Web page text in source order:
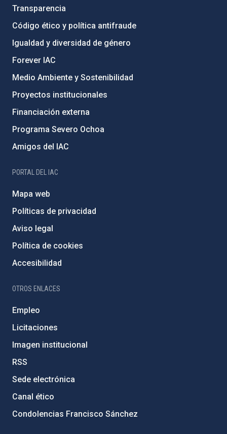
Transparencia
Código ético y política antifraude
Igualdad y diversidad de género
Forever IAC
Medio Ambiente y Sostenibilidad
Proyectos institucionales
Financiación externa
Programa Severo Ochoa
Amigos del IAC
PORTAL DEL IAC
Mapa web
Políticas de privacidad
Aviso legal
Política de cookies
Accesibilidad
OTROS ENLACES
Empleo
Licitaciones
Imagen institucional
RSS
Sede electrónica
Canal ético
Condolencias Francisco Sánchez